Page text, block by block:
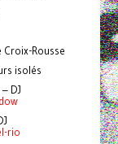
Rousse
isolés
DJ
rio